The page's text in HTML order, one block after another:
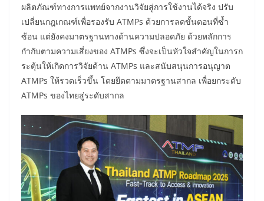
ผลิตภัณฑ์ทางการแพทย์จากงานวิจัยสู่การใช้งานได้จริง ปรับ
เปลี่ยนกฎเกณฑ์เพื่อรองรับ ATMPs ด้วยการลดขั้นตอนที่ซ้ำ
ซ้อน แต่ยังคงมาตรฐานทางด้านความปลอดภัย ด้วยหลักการ
กำกับตามความเสี่ยงของ ATMPs ซึ่งจะเป็นหัวใจสำคัญในการก
ระตุ้นให้เกิดการวิจัยด้าน ATMPs และสนับสนุนการอนุญาต
ATMPs ให้รวดเร็วขึ้น โดยยึดตามมาตรฐานสากล เพื่อยกระดับ
ATMPs ของไทยสู่ระดับสากล